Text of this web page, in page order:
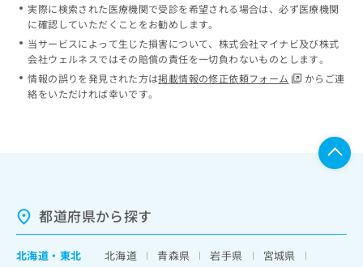
実際に検索された医療機関で受診を希望される場合は、必ず医療機関
に確認していただくことをお勧めします。
当サービスによって生じた損害について、株式会社マイナビ及び株式
会社ウェルネスではその賠償の責任を一切負わないものとします。
情報の誤りを発見された方は掲載情報の修正依頼フォーム
からご連
絡をいただければ幸いです。
都道府県から探す
北海道 ・ 東北 北海道 青森県 岩手県
宮城県